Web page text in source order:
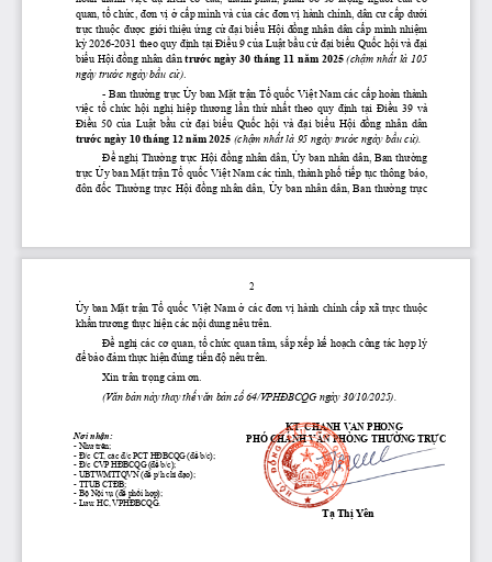
quan, tổ chức, đơn vị ởcấp mình và của các đơn vị hành chính, dân cư cấp dưới
trực thuộc được giới thiệu ứng cử đại biểu Hội đồng nhân dân cấp mình nhiệm
kỳ 2026-2031 theo quy định tại Điều 9 của Luật bầu cử đại biểu Quốc hội và đại
biểu Hội đồng nhân dân trước ngày 30 tháng 11 năm 2025 (chậm nhất là 105
ngày trước ngày bầu cử).
- Ban thường trực Ủy ban Mặt trận Tổ quốc Việt Nam các cấp hoàn thành
việc tổ chức hội nghị hiệp thương lần thứ nhất
  theo  quy
định tại Điều
  39  và
Điều
  50
của Luật bầu cử đại biểu Quốc hội
  và
đại biểu Hội đồng
  nhân  dân
trước ngày 10 tháng 12 năm 2025 (chậm nhất là 95 ngày trước ngày bầu cử).
Đề nghị Thường trực Hội đồng nhân dân, Ủy ban nhân dân, Ban thường
trực Ủy ban Mặt trận Tổ quốc Việt Nam các tỉnh, thành phố tiếp tục thông báo,
đôn đốc  Thường  trực  Hội đồng  nhân  dân, Ủy  ban  nhân  dân,  Ban  thường  trực
2
Ủy ban Mặt trận Tổ quốc Việt Nam ở các đơn vị hành chính cấp xã trực thuộc
khẩn trương thực hiện các nội dung nêu trên.
Đề nghị các cơ quan, tổ chức quan tâm, sắp xếp kế hoạch công tác hợp lý
để bảo đảm thực hiện đúng tiến độ nêu trên.
Xin trân trọng cảm ơn.
(Văn bản này thay thế văn bản số 64/VPHĐBCQG ngày 30/10/2025).
Nơi nhận:
- Như trên;
- Đ/c CT, các đ/c PCT HĐBCQG (để b/c);
- Đ/c CVP HĐBCQG (để b/c);
- UBTWMTTQVN (để p/h chỉ đạo);
- TTUB CTĐB;
- Bộ Nội vụ (để phối hợp);
- Lưu: HC, VPHĐBCQG.
KT. CHÁNH VĂN PHÒNG
PHÓ CHÁNH VĂN PHÒNG THƯỜNG TRỰC
Tạ Thị Yên